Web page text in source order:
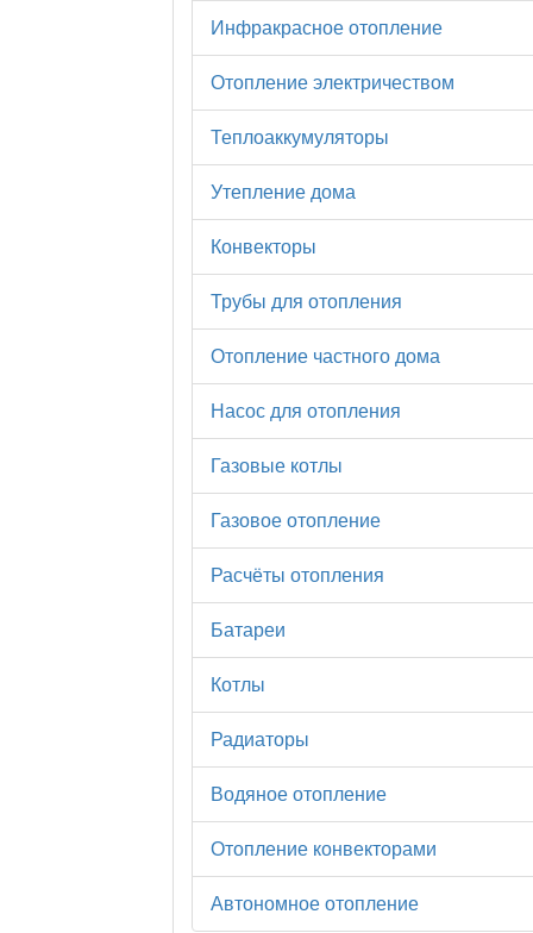
Инфракрасное отопление
Отопление электричеством
Теплоаккумуляторы
Утепление дома
Конвекторы
Трубы для отопления
Отопление частного дома
Насос для отопления
Газовые котлы
Газовое отопление
Расчёты отопления
Батареи
Котлы
Радиаторы
Водяное отопление
Отопление конвекторами
Автономное отопление